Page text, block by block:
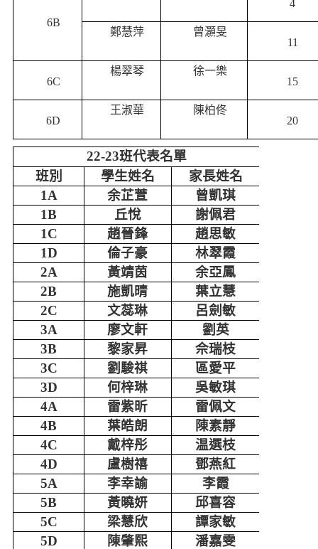
6B
4
鄭慧萍
曾灝旻
11
6C
楊翠琴
徐一樂
15
6D
王淑華
陳柏佟
20
22-23班代表名單
班別
學生姓名
家長姓名
1A
余芷萱
曾凱琪
1B
丘悅
謝佩君
1C
趙晉鋒
趙思敏
1D
倫子豪
林翠霞
2A
黃靖茵
余亞鳳
2B
施凱晴
葉立慧
2C
文蕊琳
呂劍敏
3A
廖文軒
劉英
3B
黎家昇
佘瑞枝
3C
劉駿祺
區愛平
3D
何梓琳
吳敏琪
4A
雷紫昕
雷佩文
4B
葉皓朗
陳素靜
4C
戴梓彤
温選枝
4D
盧樹禧
鄧燕紅
5A
李幸諭
李霞
5B
黃曉妍
邱喜容
5C
梁慧欣
譚家敏
5D
陳肇熙
潘嘉雯